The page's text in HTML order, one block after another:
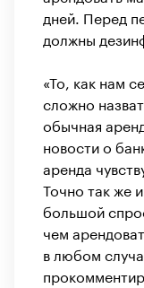
дней. Перед
должны
«То, как нам
сложно
обычная
новости о
аренда
Точно так же
большой
чем
в любом